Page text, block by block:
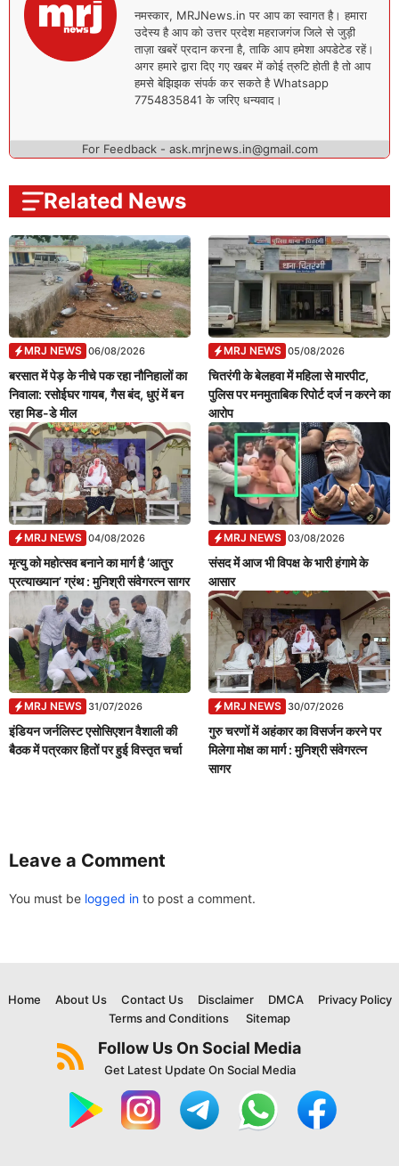
नमस्कार, MRJNews.in पर आप का स्वागत है। हमारा
उदेस्य है आप को उत्तर प्रदेश महराजगंज जिले से जुड़ी
ताज़ा खबरें प्रदान करना है, ताकि आप हमेशा अपडेटेड रहें।
अगर हमारे द्वारा दिए गए खबर में कोई त्रुटि होती है तो आप
हमसे बेझिझक संपर्क कर सकते है Whatsapp
7754835841 के जरिए धन्यवाद।
For Feedback - ask.mrjnews.in@gmail.com
Related News
MRJ NEWS 06/08/2026
बरसात में पेड़ के नीचे पक रहा नौनिहालों का
निवाला: रसोईघर गायब, गैस बंद, धुएं में बन
रहा मिड-डे मील
MRJ NEWS 05/08/2026
चितरंगी के बेलहवा में महिला से मारपीट,
पुलिस पर मनमुताबिक रिपोर्ट दर्ज न करने का
आरोप
MRJ NEWS 04/08/2026
मृत्यु को महोत्सव बनाने का मार्ग है ‘आतुर
प्रत्याख्यान’ ग्रंथ : मुनिश्री संवेगरत्न सागर
MRJ NEWS 03/08/2026
संसद में आज भी विपक्ष के भारी हंगामे के
आसार
MRJ NEWS 31/07/2026
इंडियन जर्नलिस्ट एसोसिएशन वैशाली की
बैठक में पत्रकार हितों पर हुई विस्तृत चर्चा
MRJ NEWS 30/07/2026
गुरु चरणों में अहंकार का विसर्जन करने पर
मिलेगा मोक्ष का मार्ग : मुनिश्री संवेगरत्न
सागर
Leave a Comment
You must be logged in to post a comment.
Home About Us Contact Us Disclaimer DMCA
Privacy Policy
Terms and Conditions
Sitemap
Follow Us On Social Media
Get Latest Update On Social Media